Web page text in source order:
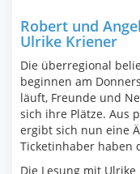
Robert und
Ulrike Kriener
Die überregional
beginnen am
läuft, Freunde und
sich ihre Plätze. Aus
ergibt sich nun eine
Ticketinhaber haben
Die Lesung mit